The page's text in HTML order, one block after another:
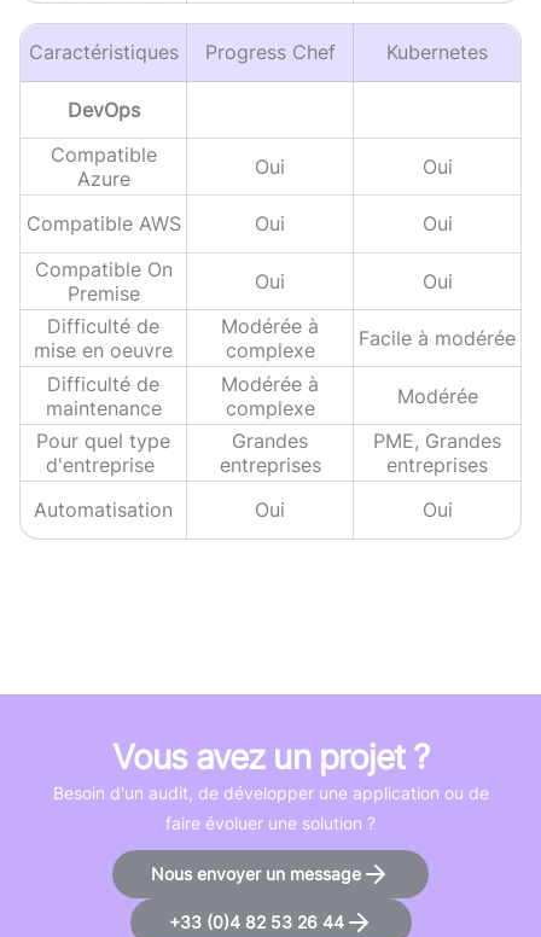
Caractéristiques Progress Chef Kubernetes
DevOps
Compatible
Azure
Oui Oui
Compatible AWS Oui
Oui
Compatible On
Premise
Oui
Oui
Difficulté de
mise en oeuvre
Modérée à
complexe
Facile à modérée
Difficulté de
maintenance
Modérée à
complexe
Modérée
Pour quel type
d'entreprise
Grandes
entreprises
PME, Grandes
entreprises
Automatisation
Oui Oui
Vous avez un projet ?
Besoin d'un audit, de développer une application ou de
faire évoluer une solution ?
Nous envoyer un message
+33 (0)4 82 53 26 44